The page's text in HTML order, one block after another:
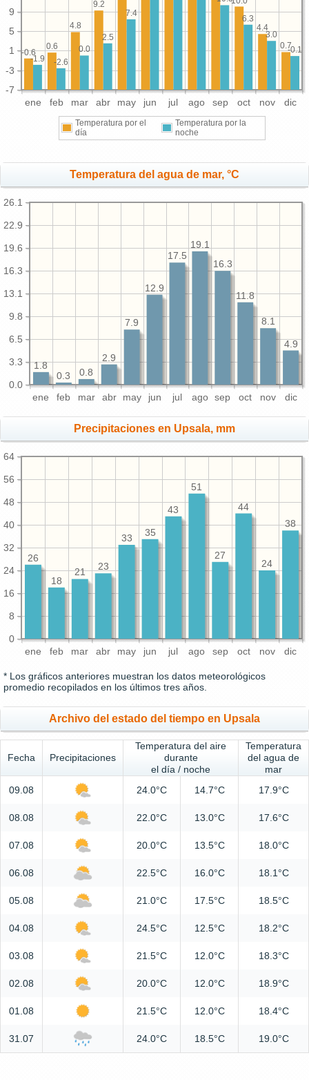
ene feb mar abr may jun jul ago sep oct nov dic
-7
-3
1
5
9
0.7
4.4
9.2
4.8
0.6
-0.6 -0.1
3.0
6.3
7.4
2.5
0.0
-2.6
-1.9
Temperatura por el
día
Temperatura por la
noche
Temperatura del agua de mar, °C
ene feb mar abr may jun jul ago sep oct nov dic
0.0
3.3
6.5
9.8
13.1
16.3
19.6
22.9
26.1
4.9
8.1
11.8
16.3
19.1
17.5
12.9
7.9
2.9
0.8
0.3
1.8
Precipitaciones en Upsala, mm
ene feb mar abr may jun jul ago sep oct nov dic
0
8
16
24
32
40
48
56
64
38
24
44
27
51
43
35
33
23
21
18
26
* Los gráficos anteriores muestran los datos meteorológicos
promedio recopilados en los últimos tres años.
Archivo del estado del tiempo en Upsala
Fecha Precipitaciones
Temperatura del aire
durante
el día / noche
Temperatura
del agua de
mar
09.08
24.0°C 14.7°C 17.9°C
08.08 22.0°C 13.0°C 17.6°C
07.08 20.0°C 13.5°C 18.0°C
06.08 22.5°C 16.0°C 18.1°C
05.08 21.0°C 17.5°C 18.5°C
04.08 24.5°C 12.5°C 18.2°C
03.08 21.5°C 12.0°C 18.3°C
02.08 20.0°C 12.0°C 18.9°C
01.08 21.5°C 12.0°C 18.4°C
31.07 24.0°C 18.5°C 19.0°C